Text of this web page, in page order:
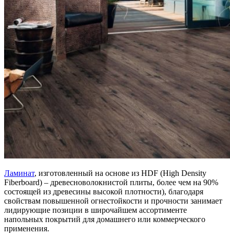
Ламинат, изготовленный на основе из HDF (High Density
Fiberboard) – древесноволокнистой плиты, более чем на 90%
состоящей из древесины высокой плотности), благодаря
свойствам повышенной огнестойкости и прочности занимает
лидирующие позиции в широчайшем ассортименте
напольных покрытий для домашнего или коммерческого
применения.